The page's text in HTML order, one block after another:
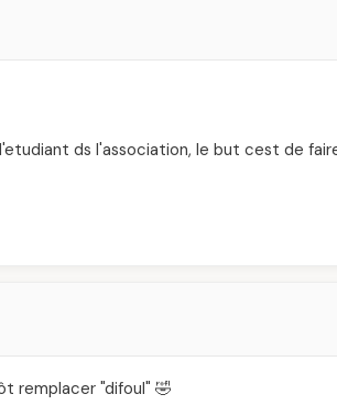
ds l'association, le but cest de
remplacer "difoul" 🤣